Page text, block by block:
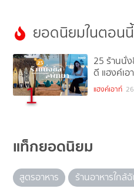
ยอดนิยมในตอนนี้
1
25 ร้านนั่
ดี แฮงค์เอ
แฮงค์เอาท์
แท็กยอดนิยม
สูตรอาหาร ร้านอาหารใกล้